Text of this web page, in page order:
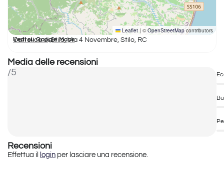
Leaflet | ©OpenStreetMapcontributors
Cattolica di Stilo, Via 4 Novembre, Stilo, RC
Vedi su Google Maps
Media delle recensioni
/5
Recensioni
Effettua il login per lasciare una recensione.